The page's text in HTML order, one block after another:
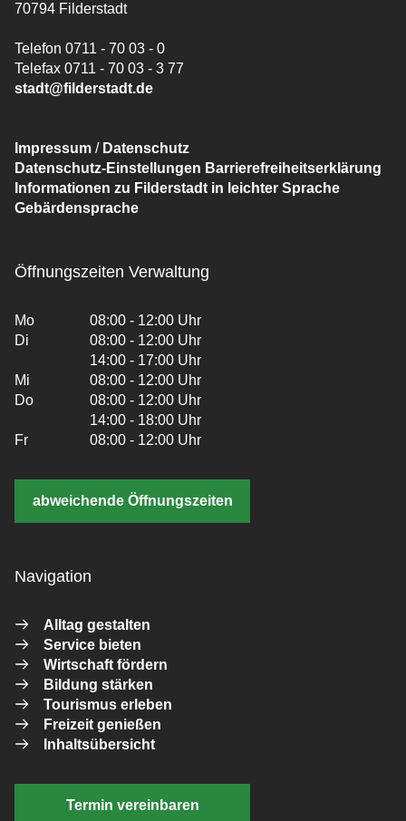
70794 Filderstadt
Telefon 0711 - 70 03 - 0
Telefax 0711 - 70 03 - 3 77
stadt@filderstadt.de
Impressum / Datenschutz
Datenschutz-Einstellungen Barrierefreiheitserklärung
Informationen zu Filderstadt in leichter Sprache
Gebärdensprache
Öffnungszeiten Verwaltung
Mo
08:00 - 12:00 Uhr
Di
08:00 - 12:00 Uhr
14:00 - 17:00 Uhr
Mi
08:00 - 12:00 Uhr
Do
08:00 - 12:00 Uhr
14:00 - 18:00 Uhr
Fr
08:00 - 12:00 Uhr
abweichende Öffnungszeiten
Navigation
Alltag gestalten
Service bieten
Wirtschaft fördern
Bildung stärken
Tourismus erleben
Freizeit genießen
Inhaltsübersicht
Termin vereinbaren